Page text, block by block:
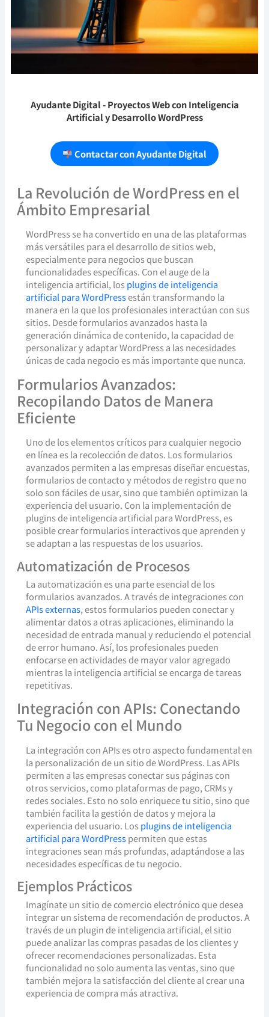
Ayudante Digital- Proyectos Web con Inteligencia
Artificial y Desarrollo WordPress
Contactar con Ayudante Digital
La Revolución de WordPress en el
Ámbito Empresarial
WordPress se ha convertido en una de las plataformas
más versátiles para el desarrollo de sitios web,
especialmente para negocios que buscan
funcionalidades específicas. Con el auge de la
inteligencia artificial, losplugins de inteligencia
artificial para WordPressestán transformando la
manera en la que los profesionales interactúan con sus
sitios. Desde formularios avanzados hasta la
generación dinámica de contenido, la capacidad de
personalizar y adaptar WordPress a las necesidades
únicas de cada negocio es más importante que nunca.
Formularios Avanzados:
Recopilando Datos de Manera
Eficiente
Uno de los elementos críticos para cualquier negocio
en línea es la recolección de datos. Los formularios
avanzados permiten a las empresas diseñar encuestas,
formularios de contacto y métodos de registro que no
solo son fáciles de usar, sino que también optimizan la
experiencia del usuario. Con la implementación de
plugins de inteligencia artificial para WordPress, es
posible crear formularios interactivos que aprenden y
se adaptan a las respuestas de los usuarios.
Automatización de Procesos
La automatización es una parte esencial de los
formularios avanzados. A través de integraciones con
APIs externas, estos formularios pueden conectar y
alimentar datos a otras aplicaciones, eliminando la
necesidad de entrada manual y reduciendo el potencial
de error humano. Así, los profesionales pueden
enfocarse en actividades de mayor valor agregado
mientras la inteligencia artificial se encarga de tareas
repetitivas.
Integración con APIs: Conectando
Tu Negocio con el Mundo
La integración con APIs es otro aspecto fundamental en
la personalización de un sitio de WordPress. Las APIs
permiten a las empresas conectar sus páginas con
otros servicios, como plataformas de pago, CRMs y
redes sociales. Esto no solo enriquece tu sitio, sino que
también facilita la gestión de datos y mejora la
experiencia del usuario. Losplugins de inteligencia
artificial para WordPresspermiten que estas
integraciones sean más profundas, adaptándose a las
necesidades específicas de tu negocio.
Ejemplos Prácticos
Imagínate un sitio de comercio electrónico que desea
integrar un sistema de recomendación de productos. A
través de un plugin de inteligencia artificial, el sitio
puede analizar las compras pasadas de los clientes y
ofrecer recomendaciones personalizadas. Esta
funcionalidad no solo aumenta las ventas, sino que
también mejora la satisfacción del cliente al crear una
experiencia de compra más atractiva.